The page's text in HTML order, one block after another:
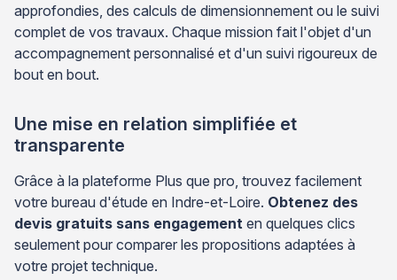
approfondies, des calculs de dimensionnement ou le suivi
complet de vos travaux. Chaque mission fait l'objet d'un
accompagnement personnalisé et d'un suivi rigoureux de
bout en bout.
Une mise en relation simplifiée et
transparente
Grâce à la plateforme Plus que pro, trouvez facilement
votre bureau d'étude en Indre-et-Loire. Obtenez des
devis gratuits sans engagement en quelques clics
seulement pour comparer les propositions adaptées à
votre projet technique.